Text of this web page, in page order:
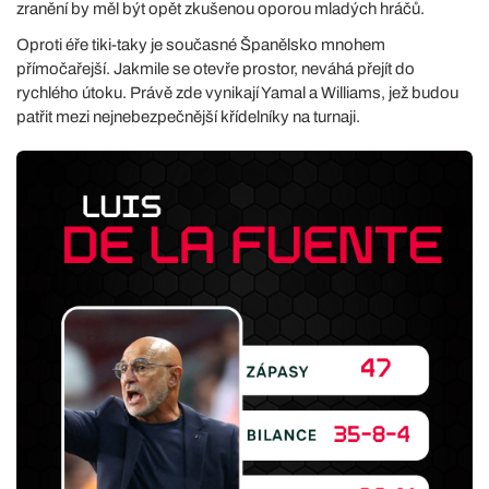
zranění by měl být opět zkušenou oporou mladých hráčů.
Oproti éře tiki-taky je současné Španělsko mnohem
přímočařejší. Jakmile se otevře prostor, neváhá přejít do
rychlého útoku. Právě zde vynikají Yamal a Williams, jež budou
patřit mezi nejnebezpečnější křídelníky na turnaji.